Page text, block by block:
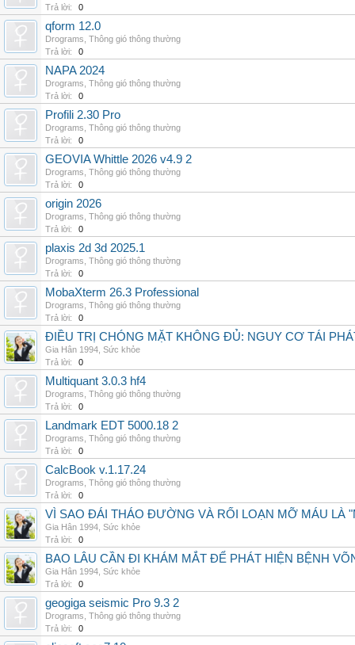
Trả lời:
0
qform 12.0
Drograms Thông gió thông thường
Trả lời:
0
NAPA 2024
Drograms Thông gió thông thường
Trả lời:
0
Profili 2.30 Pro
Drograms Thông gió thông thường
Trả lời:
0
GEOVIA Whittle 2026 v4.9 2
Drograms Thông gió thông thường
Trả lời:
0
origin 2026
Drograms Thông gió thông thường
Trả lời:
0
plaxis 2d 3d 2025.1
Drograms Thông gió thông thường
Trả lời:
0
MobaXterm 26.3 Professional
Drograms Thông gió thông thường
Trả lời:
0
ĐIỀU TRỊ CHÓNG MẶT KHÔNG ĐỦ: NGUY CƠ TÁI
Gia Hân 1994 Sức khỏe
Trả lời:
0
Multiquant 3.0.3 hf4
Drograms Thông gió thông thường
Trả lời:
0
Landmark EDT 5000.18 2
Drograms Thông gió thông thường
Trả lời:
0
CalcBook v.1.17.24
Drograms Thông gió thông thường
Trả lời:
0
VÌ SAO ĐÁI THÁO ĐƯỜNG VÀ RỐI LOẠN MỠ MÁU LÀ
Gia Hân 1994 Sức khỏe
Trả lời:
0
BAO LÂU CẦN ĐI KHÁM MẮT ĐỂ PHÁT HIỆN BỆNH
Gia Hân 1994 Sức khỏe
Trả lời:
0
geogiga seismic Pro 9.3 2
Drograms Thông gió thông thường
Trả lời:
0